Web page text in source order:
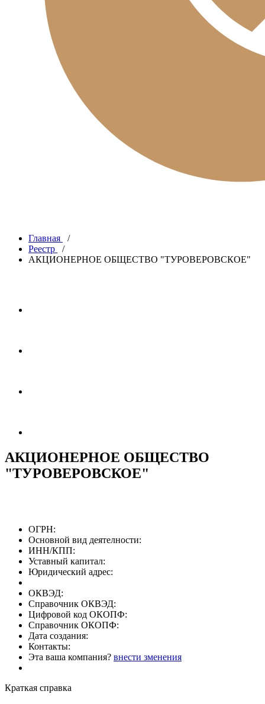
Главная
/
Реестр
/
АКЦИОНЕРНОЕ ОБЩЕСТВО "ТУРОВЕРОВСКОЕ"
АКЦИОНЕРНОЕ ОБЩЕСТВО
"ТУРОВЕРОВСКОЕ"
ОГРН:
Основной вид деятелности:
ИНН/КПП:
Уставный капитал:
Юридический адрес:
ОКВЭД:
Справочник ОКВЭД:
Цифровой код ОКОПФ:
Справочник ОКОПФ:
Дата создания:
Контакты:
Эта ваша компания? внести зменения
Краткая справка